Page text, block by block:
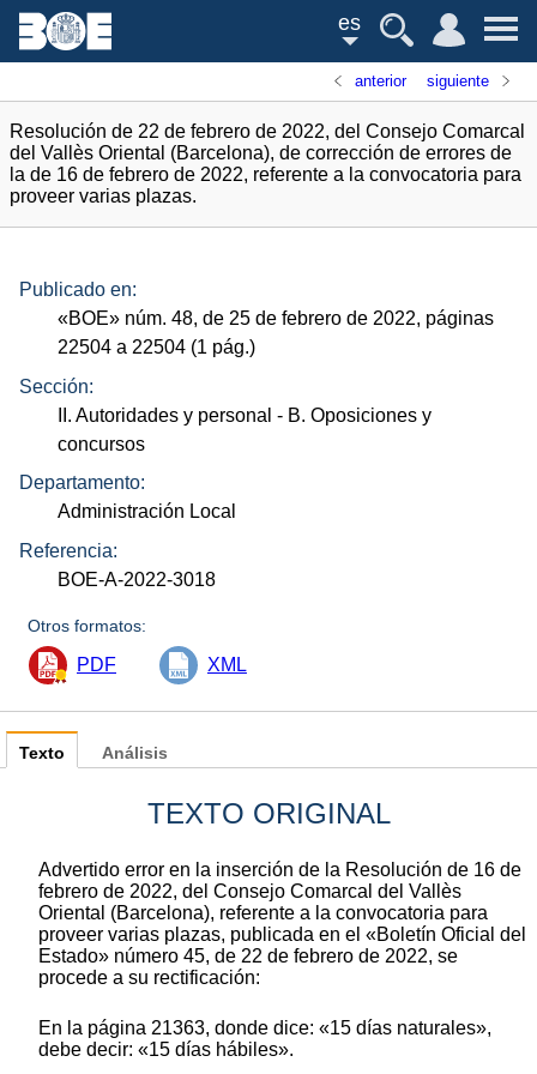
es
anterior siguiente
Resolución de 22 de febrero de 2022, del Consejo Comarcal
del Vallès Oriental (Barcelona), de corrección de errores de
la de 16 de febrero de 2022, referente a la convocatoria para
proveer varias plazas.
Publicado en:
«BOE» núm. 48, de 25 de febrero de 2022, páginas
22504 a 22504 (1 pág.)
Sección:
II. Autoridades y personal - B. Oposiciones y
concursos
Departamento:
Administración Local
Referencia:
BOE-A-2022-3018
Otros formatos:
PDF XML
Texto
TEXTO ORIGINAL
Advertido error en la inserción de la Resolución de 16 de
febrero de 2022, del Consejo Comarcal del Vallès
Oriental (Barcelona), referente a la convocatoria para
proveer varias plazas, publicada en el «Boletín Oficial del
Estado» número 45, de 22 de febrero de 2022, se
procede a su rectificación:
En la página 21363, donde dice: «15 días naturales»,
debe decir: «15 días hábiles».
Análisis